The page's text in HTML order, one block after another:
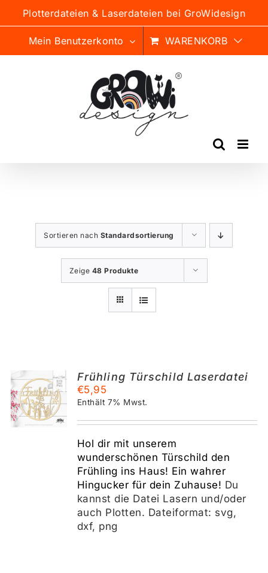
Inhalt
Plotterdateien & Laserdateien bei GroWidesign
Mein Benutzerkonto WARENKORB
Sortieren nach Standardsortierung
Zeige 48 Produkte
Frühling Türschild Laserdatei
€5,95
Enthält 7% Mwst.
Hol dir mit unserem
wunderschönen Türschild den
Frühling ins Haus! Ein wahrer
Hingucker für dein Zuhause! Du
kannst die Datei Lasern und/oder
auch Plotten. Dateiformat: svg,
dxf, png